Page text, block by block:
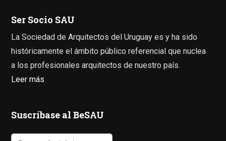
Ser Socio SAU
La Sociedad de Arquitectos del Uruguay es y ha sido
históricamente el ámbito público referencial que nuclea
a los profesionales arquitectos de nuestro país.
Leer más
Suscríbase al BeSAU